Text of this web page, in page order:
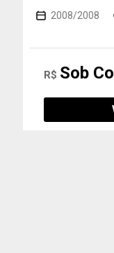
2008/2008
R$ Sob